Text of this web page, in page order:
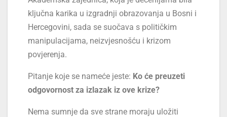
ključna karika u izgradnji obrazovanja u Bosni i
Hercegovini, sada se suočava s političkim
manipulacijama, neizvjesnošću i krizom
povjerenja.
Pitanje koje se nameće jeste: Ko će preuzeti
odgovornost za izlazak iz ove krize?
Nema sumnje da sve strane moraju uložiti